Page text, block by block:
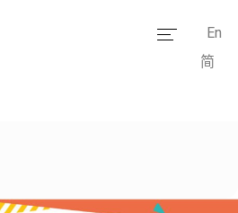
醫學資訊
En
简